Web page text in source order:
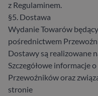
z Regulaminem.
§5. Dostawa
Wydanie Towarów
pośrednictwem
Dostawy są realizowane
Szczegółowe informacje
Przewoźników oraz
stronie